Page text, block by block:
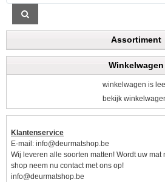
Assortiment
Winkelwagen
winkelwagen is
bekijk
Klantenservice
E-mail: info@deurmatshop.be
Wij leveren alle soorten matten! Wordt uw mat
shop neem nu contact met ons op!
info@deurmatshop.be